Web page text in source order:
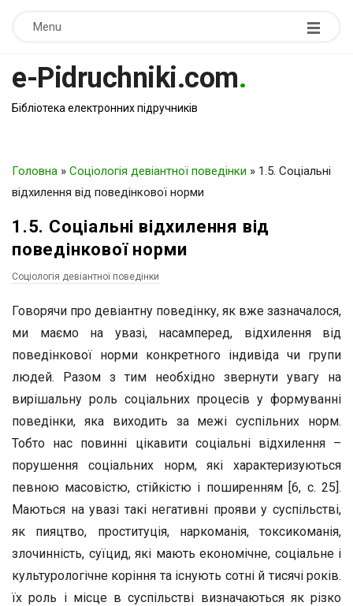
Menu
e-Pidruchniki.com.
Бібліотека електронних підручників
Головна » Соціологія девіантної поведінки » 1.5. Соціальні
відхилення від поведінкової норми
1.5. Соціальні відхилення від
поведінкової норми
Соціологія девіантної поведінки
Говорячи про девіантну поведінку, як вже зазначалося,
ми маємо на увазі, насамперед, відхилення від
поведінкової норми конкретного індивіда чи групи
людей. Разом з тим необхідно звернути увагу на
вирішальну роль соціальних процесів у формуванні
поведінки, яка виходить за межі суспільних норм.
Тобто нас повинні цікавити соціальні відхилення –
порушення соціальних норм, які характеризуються
певною масовістю, стійкістю і поширенням [6, с. 25].
Маються на увазі такі негативні прояви у суспільстві,
як пияцтво, проституція, наркоманія, токсикоманія,
злочинність, суїцид, які мають економічне, соціальне і
культурологічне коріння та існують сотні й тисячі років.
їх роль і місце в суспільстві визначаються як різко